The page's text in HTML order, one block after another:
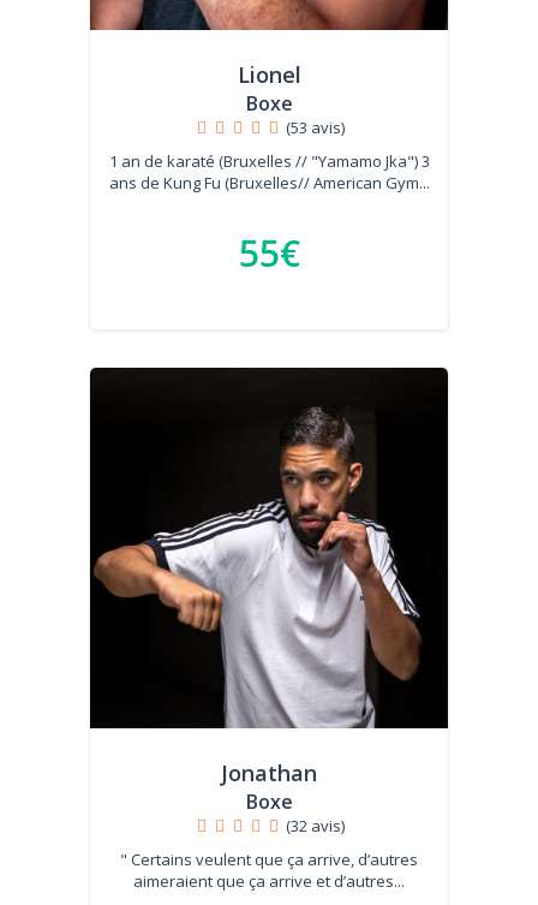
Lionel
Boxe
(53 avis)
1 an de karaté (Bruxelles // "Yamamo Jka") 3
ans de Kung Fu (Bruxelles// American Gym...
55€
Jonathan
Boxe
(32 avis)
" Certains veulent que ça arrive, d’autres
aimeraient que ça arrive et d’autres...